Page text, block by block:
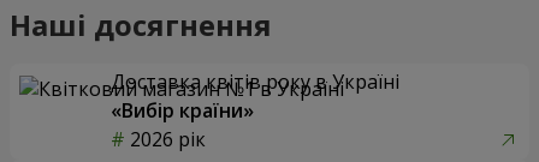
Наші досягнення
Доставка квітів року в Україні
«Вибір країни»
2026 рік